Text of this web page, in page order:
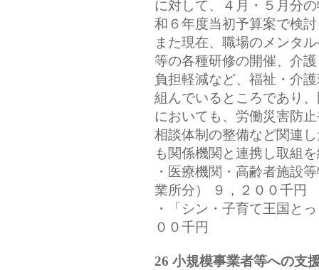
に対して、４月・５月分
和６年度当初予算案で検
また現在、職場のメンタ
等の各種研修の開催、介
負担軽減など、福祉・介
組んでいるところであり
においても、労働災害防
相談体制の整備など関連
も関係機関と連携し取組
・医療機関・高齢者施設
業所分） ９，２００千円
・「シン・子育て王国と
００千円
26 小規模事業者等への支